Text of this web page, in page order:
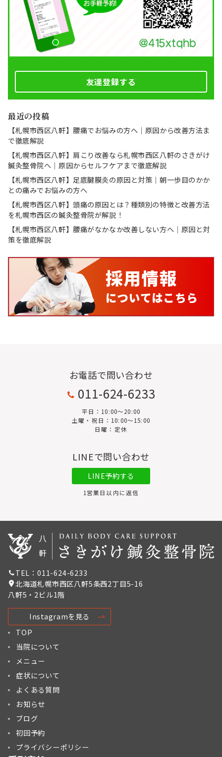
友達登録する
最近の投稿
【札幌市西区八軒】腰痛でお悩みの方へ｜原因から改善方法ま
で徹底解説
【札幌市西区八軒】肩こり改善なら札幌市西区八軒のさきがけ
鍼灸整骨院へ｜原因からセルフケアまで徹底解説
【札幌市西区八軒】足底腱膜炎の原因と対策｜朝一歩目のかか
との痛みでお悩みの方へ
【札幌市西区八軒】頭痛の原因とは？種類別の特徴と改善方法
を札幌市西区の鍼灸整骨院が解説！
【札幌市西区八軒】腰痛がなかなか改善しない方へ｜原因と対
策を徹底解説
お電話で問い合わせ
011-624-6233
平日：10:00〜20:00
土曜・祝日：10:00～15:00
日曜：定休
LINEで問い合わせ
LINE予約する
1営業日以内に返信
TEL：011-624-6233
北海道札幌市西区八軒5条西2丁目5-16
八軒5・2ビル1階
Instagramを見る
TOP
当院について
メニュー
症状について
よくある質問
お知らせ
ブログ
初回予約
プライバシーポリシー